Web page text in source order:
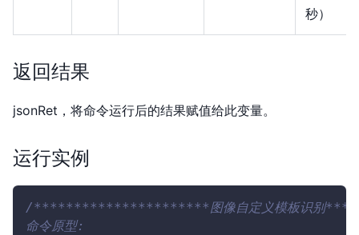
秒）
返回结果
jsonRet，将命令运行后的结果赋值给此变量。
运行实例
/**********************图像自定义模板识别
命令原型: